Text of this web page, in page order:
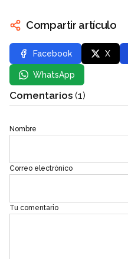
Compartir artículo
Facebook X
WhatsApp
Comentarios (1)
Nombre
Correo electrónico
Tu comentario